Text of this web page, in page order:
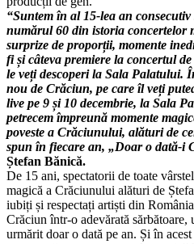
“Suntem în al 15-lea an
numărul 60 din istoria concertelor
surprize de proporții, momente
fi și câteva premiere la concertul
le veți descoperi la Sala Palatului.
nou de Crăciun, pe care îl veți
live pe 9 și 10 decembrie, la Sala
petrecem împreună momente
poveste a Crăciunului, alături de
spun în fiecare an, „Doar o dată-i
Ștefan Bănică.
De 15 ani, spectatorii de toate
magică a Crăciunului alături de
iubiți și respectați artiști din
Crăciun într-o adevărată
urmărit doar o dată pe an. Și în